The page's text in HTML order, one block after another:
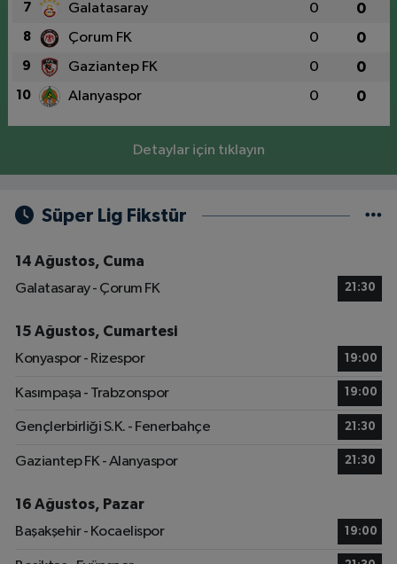
7 Galatasaray 0 0
8 Çorum FK 0 0
9 Gaziantep FK 0 0
10 Alanyaspor 0 0
Detaylar için tıklayın
Süper Lig Fikstür
14 Ağustos, Cuma
Galatasaray - Çorum FK
21:30
15 Ağustos, Cumartesi
Konyaspor - Rizespor
19:00
Kasımpaşa - Trabzonspor 19:00
Gençlerbirliği S.K. - Fenerbahçe 21:30
Gaziantep FK - Alanyaspor 21:30
16 Ağustos, Pazar
Başakşehir - Kocaelispor
19:00